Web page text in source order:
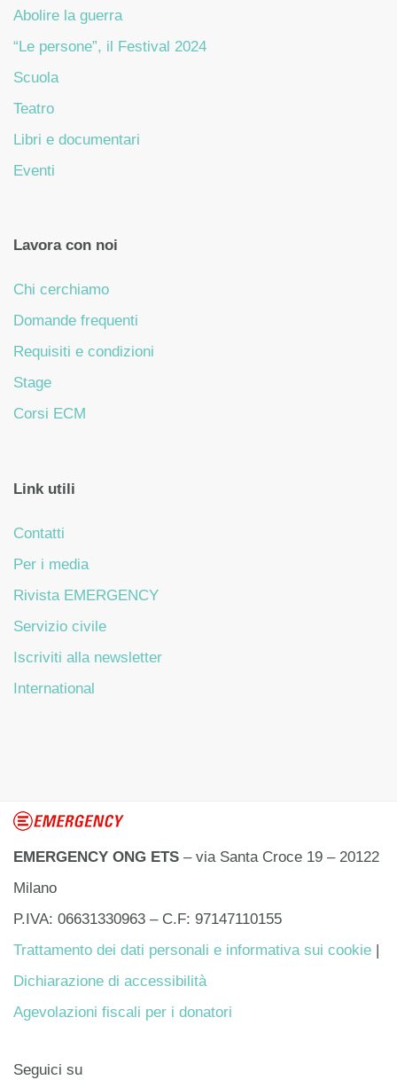
Abolire la guerra
“Le persone”, il Festival 2024
Scuola
Teatro
Libri e documentari
Eventi
Lavora con noi
Chi cerchiamo
Domande frequenti
Requisiti e condizioni
Stage
Corsi ECM
Link utili
Contatti
Per i media
Rivista EMERGENCY
Servizio civile
Iscriviti alla newsletter
International
EMERGENCY ONG ETS – via Santa Croce 19 – 20122
Milano
P.IVA: 06631330963 – C.F: 97147110155
Trattamento dei dati personali e informativa sui cookie
Dichiarazione di accessibilità
Agevolazioni fiscali per i donatori
Seguici su